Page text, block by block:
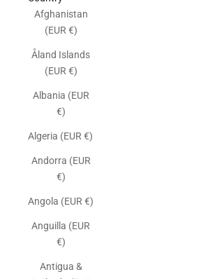
Afghanistan
(EUR €)
Åland Islands
(EUR €)
Albania (EUR
€)
Algeria (EUR €)
Andorra (EUR
€)
Angola (EUR €)
Anguilla (EUR
€)
Antigua &